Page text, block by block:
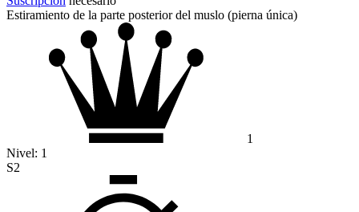
Estiramiento de la parte posterior del muslo (pierna única)
1
Nivel: 1
S2